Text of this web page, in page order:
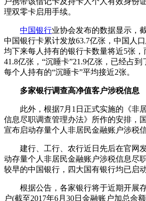
理双零卡启用手续。
中国银行业协会发布的数据显示，
中国银行卡累计发放63.7亿张，中国人
均下来每人持有的银行卡数量将近5张
41.8亿张，“沉睡卡”21.9亿张，已经占到
每个人持有的“沉睡卡”平均接近2张。
多家银行调查高净值客户涉税信息
此外，根据7月1日正式实施的《非
信息尽职调查管理办法》所作的安排，
宣布启动存量个人非居民金融账户涉税
建行、工行、农行近日先后在官网
动存量个人非居民金融账户涉税信息尽
较早的中国银行，四大国有银行均已启
根据公告，各家银行将于近期开展
户(截至2017年6月30日金融账户加总余